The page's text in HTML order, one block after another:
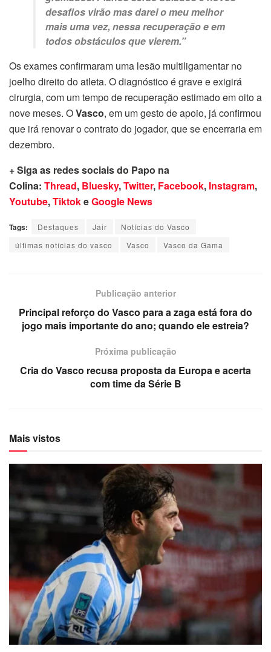
desafios virão mas darei o meu melhor
mais uma vez, nessa recuperação e em
todos obstáculos que vierem.”
Os exames confirmaram uma lesão multiligamentar no
joelho direito do atleta. O diagnóstico é grave e exigirá
cirurgia, com um tempo de recuperação estimado em oito a
nove meses. OVasco, em um gesto de apoio, já confirmou
que irá renovar o contrato do jogador, que se encerraria em
dezembro.
+ Siga as redes sociais do Papo na
Colina: Thread, Bluesky,Twitter, Facebook, Instagram,
Youtube,TiktokeGoogle News
Tags: Destaques Jair
Notícias do Vasco
últimas notícias do vasco
Vasco Vasco da Gama
Publicação anterior
Principal reforço do Vasco para a zaga está fora do
jogo mais importante do ano; quando ele estreia?
Próxima publicação
Cria do Vasco recusa proposta da Europa e acerta
com time da Série B
Mais vistos